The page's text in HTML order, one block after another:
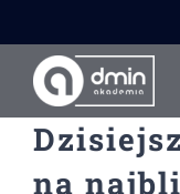
do
zawartości
na